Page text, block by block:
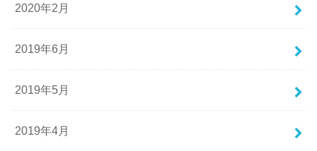
2020年2月
2019年6月
2019年5月
2019年4月